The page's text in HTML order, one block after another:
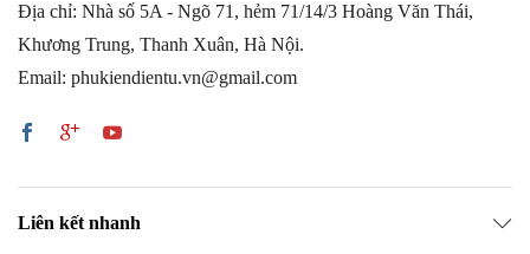
Địa chỉ: Nhà số 5A - Ngõ 71, hẻm 71/14/3 Hoàng Văn Thái,
Khương Trung, Thanh Xuân, Hà Nội.
Email: phukiendientu.vn@gmail.com
Liên kết nhanh